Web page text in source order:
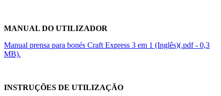
MANUAL DO UTILIZADOR
Manual prensa para bonés Craft Express 3 em 1 (Inglês)(.pdf - 0,3
MB).
INSTRUÇÕES DE UTILIZAÇÃO